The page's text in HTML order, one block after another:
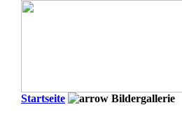
Startseite Bildergallerie